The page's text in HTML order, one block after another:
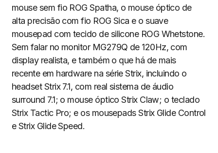
mouse sem fio ROG Spatha, o mouse óptico de
alta precisão com fio ROG Sica e o suave
mousepad com tecido de silicone ROG Whetstone.
Sem falar no monitor MG279Q de 120Hz, com
display realista, e também o que há de mais
recente em hardware na série Strix, incluindo o
headset Strix 7.1, com real sistema de áudio
surround 7.1; o mouse óptico Strix Claw; o teclado
Strix Tactic Pro; e os mousepads Strix Glide Control
e Strix Glide Speed.